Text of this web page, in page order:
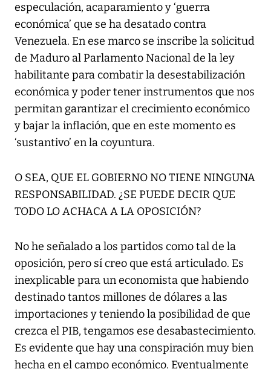
especulación, acaparamiento y ‘guerra
económica’ que se ha desatado contra
Venezuela. En ese marco se inscribe la solicitud
de Maduro al Parlamento Nacional de la ley
habilitante para combatir la desestabilización
económica y poder tener instrumentos que nos
permitan garantizar el crecimiento económico
y bajar la inflación, que en este momento es
‘sustantivo’ en la coyuntura.
O SEA, QUE EL GOBIERNO NO TIENE NINGUNA
RESPONSABILIDAD. ¿SE PUEDE DECIR QUE
TODO LO ACHACA A LA OPOSICIÓN?
No he señalado a los partidos como tal de la
oposición, pero sí creo que está articulado. Es
inexplicable para un economista que habiendo
destinado tantos millones de dólares a las
importaciones y teniendo la posibilidad de que
crezca el PIB, tengamos ese desabastecimiento.
Es evidente que hay una conspiración muy bien
hecha en el campo económico. Eventualmente